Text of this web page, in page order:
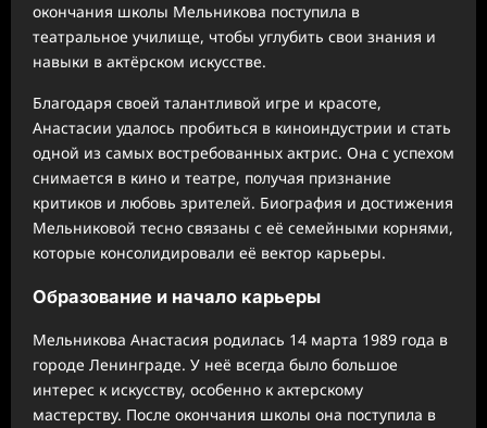
окончания школы Мельникова поступила в
театральное училище, чтобы углубить свои знания и
навыки в актёрском искусстве.
Благодаря своей талантливой игре и красоте,
Анастасии удалось пробиться в киноиндустрии и стать
одной из самых востребованных актрис. Она с успехом
снимается в кино и театре, получая признание
критиков и любовь зрителей. Биография и достижения
Мельниковой тесно связаны с её семейными корнями,
которые консолидировали её вектор карьеры.
Образование и начало карьеры
Мельникова Анастасия родилась 14 марта 1989 года в
городе Ленинграде. У неё всегда было большое
интерес к искусству, особенно к актерскому
мастерству. После окончания школы она поступила в